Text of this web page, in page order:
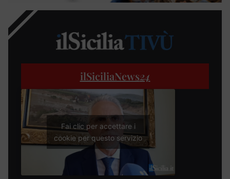
ilSiciliaNews24
Fai clic per accettare i
cookie per questo servizio